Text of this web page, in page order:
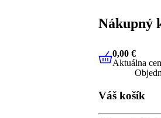
Nákupný
0,00 €
0,00 €
Aktuálna
Váš košík